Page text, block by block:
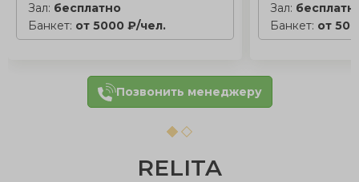
Зал: бесплатно
Банкет: от 5000 ₽/чел.
Зал:
Банкет: от
Позвонить менеджеру
RELITA